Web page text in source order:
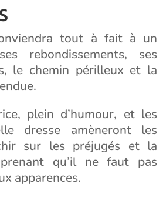
tout à fait à un
rebondissements, ses
le chemin périlleux et la
plein d’humour, et les
dresse amèneront les
sur les préjugés et la
qu’il ne faut pas
apparences.